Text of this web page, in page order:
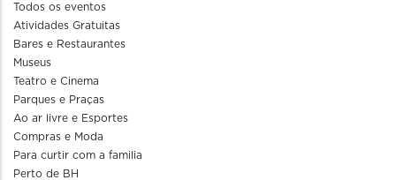
Todos os eventos
Atividades Gratuitas
Bares e Restaurantes
Museus
Teatro e Cinema
Parques e Praças
Ao ar livre e Esportes
Compras e Moda
Para curtir com a familia
Perto de BH